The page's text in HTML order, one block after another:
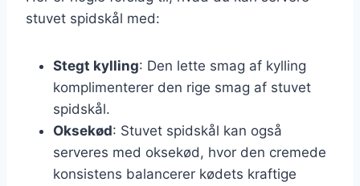
stuvet spidskål med:
Stegt kylling: Den lette smag af kylling
komplimenterer den rige smag af stuvet
spidskål.
Oksekød: Stuvet spidskål kan også
serveres med oksekød, hvor den cremede
konsistens balancerer kødets kraftige